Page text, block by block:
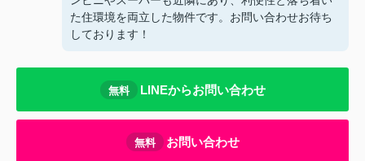
た住環境を両立した物件です。お問い合わせお待ち
しております！
無料 LINEからお問い合わせ
無料 お問い合わせ